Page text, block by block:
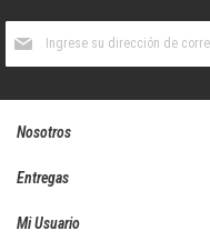
boletín
Nosotros
Entregas
Mi Usuario